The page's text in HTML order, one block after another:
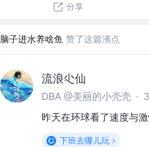
分享
脑子进水养啥鱼 赞了这篇沸点
流浪尐仙
DBA @美丽的小壳壳 ·
昨天在环球看了速度与
下班去哪儿玩